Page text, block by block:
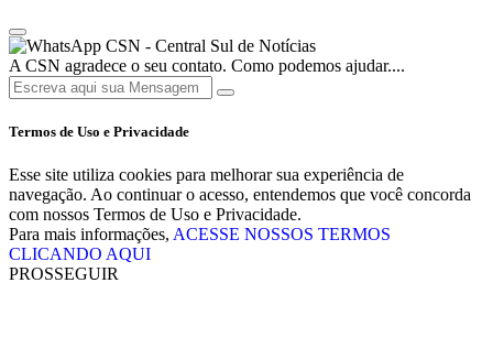
CSN - Central Sul de Notícias
A CSN agradece o seu contato. Como podemos ajudar....
Termos de Uso e Privacidade
Esse site utiliza cookies para melhorar sua experiência de
navegação. Ao continuar o acesso, entendemos que você concorda
com nossos Termos de Uso e Privacidade.
Para mais informações, ACESSE NOSSOS TERMOS
CLICANDO AQUI
PROSSEGUIR